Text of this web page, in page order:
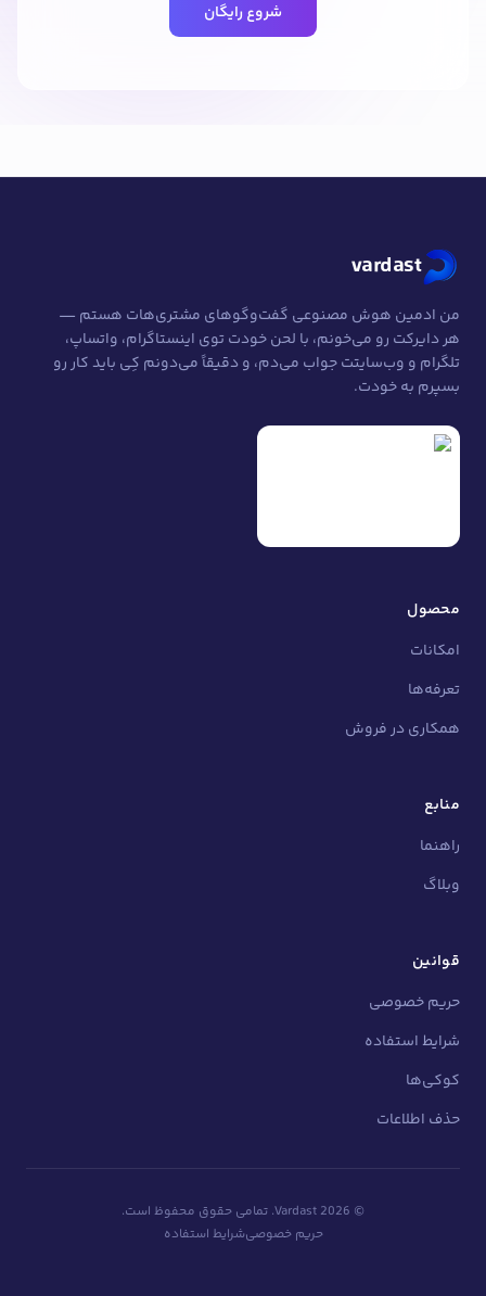
شروع رایگان
vardast
من ادمین هوش مصنوعی گفت‌وگوهای مشتری‌هات هستم —
هر دایرکت رو می‌خونم، با لحن خودت توی اینستاگرام، واتساپ،
تلگرام و وب‌سایتت جواب می‌دم، و دقیقاً می‌دونم کِی باید کار رو
بسپرم به خودت.
محصول
امکانات
تعرفه‌ها
همکاری در فروش
منابع
راهنما
وبلاگ
قوانین
حریم خصوصی
شرایط استفاده
کوکی‌ها
حذف اطلاعات
©
2026
تمامی حقوق محفوظ است.
حریم خصوصیشرایط استفاده